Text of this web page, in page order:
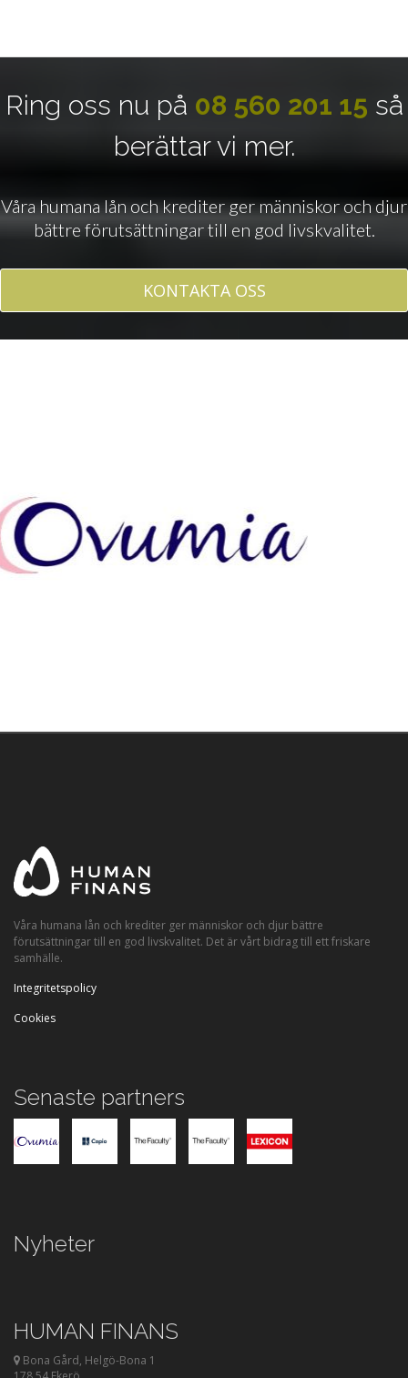
Ring oss nu på 08 560 201 15 så
berättar vi mer.
Våra humana lån och krediter ger människor och djur
bättre förutsättningar till en god livskvalitet.
KONTAKTA OSS
Våra humana lån och krediter ger människor och djur bättre
förutsättningar till en god livskvalitet. Det är vårt bidrag till ett friskare
samhälle.
Integritetspolicy
Cookies
Senaste partners
Nyheter
HUMAN FINANS
Bona Gård, Helgö-Bona 1